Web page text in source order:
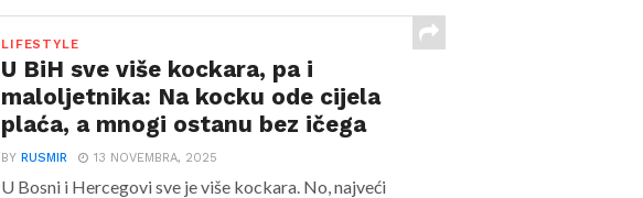
LIFESTYLE
U BiH sve više kockara, pa i
maloljetnika: Na kocku ode cijela
plaća, a mnogi ostanu bez ičega
BYRUSMIR 13 NOVEMBRA, 2025
U Bosni i Hercegovi sve je više kockara. No, najveći